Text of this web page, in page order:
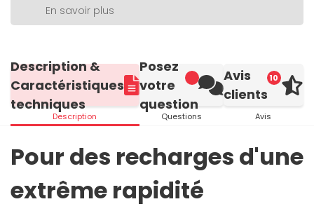
En savoir plus
Description &
Caractéristiques
techniques
Description
Posez
votre
question
Questions
10
Avis
clients
Avis
Pour des recharges d'une
extrême rapidité